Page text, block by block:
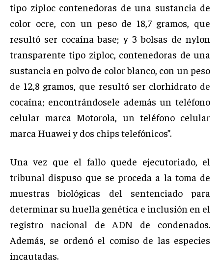
tipo ziploc contenedoras de una sustancia de
color ocre, con un peso de 18,7 gramos, que
resultó ser cocaína base; y 3 bolsas de nylon
transparente tipo ziploc, contenedoras de una
sustancia en polvo de color blanco, con un peso
de 12,8 gramos, que resultó ser clorhidrato de
cocaína; encontrándosele además un teléfono
celular marca Motorola, un teléfono celular
marca Huawei y dos chips telefónicos”.
Una vez que el fallo quede ejecutoriado, el
tribunal dispuso que se proceda a la toma de
muestras biológicas del sentenciado para
determinar su huella genética e inclusión en el
registro nacional de ADN de condenados.
Además, se ordenó el comiso de las especies
incautadas.